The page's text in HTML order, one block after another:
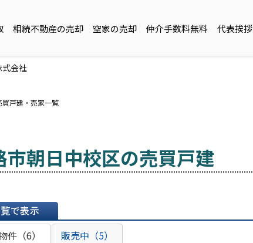
相続不動産の売却 空家の売却 仲介手数料無料 代表挨拶
会社
戸建・売家一覧
市朝日中校区の売買戸建
示
件（6） 販売中（5）